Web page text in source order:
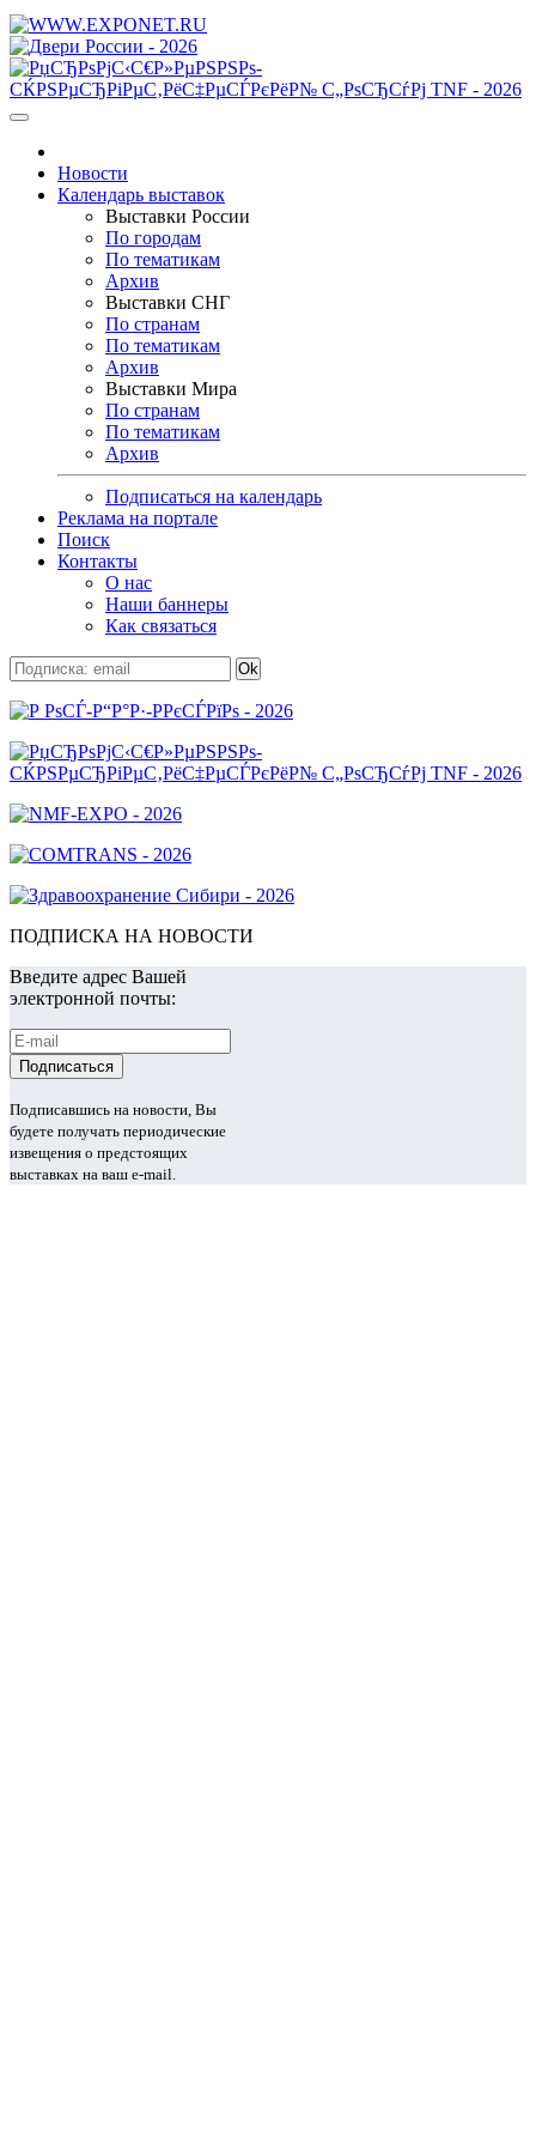
Новости
Календарь выставок
Выставки России
По городам
По тематикам
Архив
Выставки СНГ
По странам
По тематикам
Архив
Выставки Мира
По странам
По тематикам
Архив
Подписаться на календарь
Реклама на портале
Поиск
Контакты
О нас
Наши баннеры
Как связаться
ПОДПИСКА НА НОВОСТИ
Введите адрес Вашей
электронной почты:
Подписавшись на новости, Вы
будете получать периодические
извещения о предстоящих
выставках на ваш e-mail.